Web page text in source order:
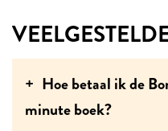
Hoe betaal ik de
minute boek?